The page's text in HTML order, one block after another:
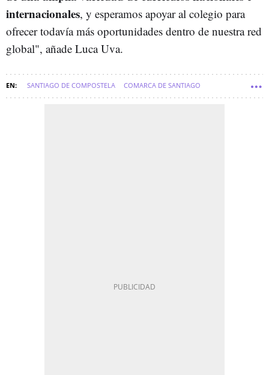
internacionales, y esperamos apoyar al colegio para
ofrecer todavía más oportunidades dentro de nuestra red
global", añade Luca Uva.
SANTIAGO DE COMPOSTELA COMARCA DE SANTIAGO